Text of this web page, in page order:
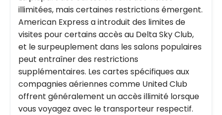
illimitées, mais certaines restrictions émergent.
American Express a introduit des limites de
visites pour certains accès au Delta Sky Club,
et le surpeuplement dans les salons populaires
peut entraîner des restrictions
supplémentaires. Les cartes spécifiques aux
compagnies aériennes comme United Club
offrent généralement un accès illimité lorsque
vous voyagez avec le transporteur respectif.